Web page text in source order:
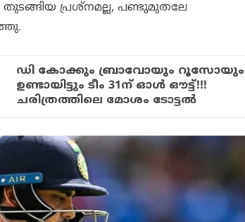
തുടങ്ങിയ പ്രശ്‌നമല്ല, പണ്ടുമുതലേ
ഡി കോക്കും ബ്രാവോയും റൂസോയും
ഉണ്ടായിട്ടും ടീം 31ന് ഓള്‍ ഔട്ട്!!!
ചരിത്രത്തിലെ മോശം ടോട്ടല്‍